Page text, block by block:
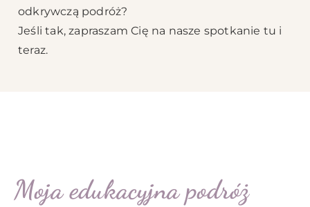
odkrywczą podróż?
Jeśli tak, zapraszam Cię na nasze spotkanie tu i
teraz.
Moja edukacyjna podróż